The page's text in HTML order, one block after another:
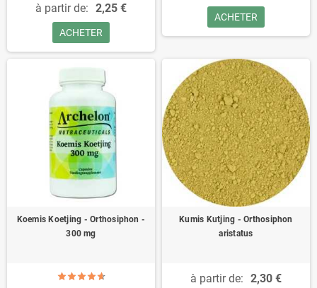
à partir de: 2,25 €
ACHETER
ACHETER
Koemis Koetjing - Orthosiphon -
300 mg
Kumis Kutjing - Orthosiphon
aristatus
à partir de: 2,30 €